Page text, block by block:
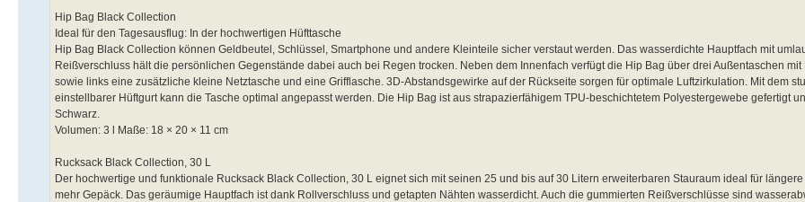
Hip Bag Black Collection
Ideal für den Tagesausflug: In der hochwertigen Hüfttasche
Hip Bag Black Collection können Geldbeutel, Schlüssel, Smartphone und andere Kleinteile sicher verstaut werden. Das wasserdichte Hauptfach mit
Reißverschluss hält die persönlichen Gegenstände dabei auch bei Regen trocken. Neben dem Innenfach verfügt die Hip Bag über drei Außentaschen
sowie links eine zusätzliche kleine Netztasche und eine Grifflasche. 3D-Abstandsgewirke auf der Rückseite sorgen für optimale Luftzirkulation. Mit dem
einstellbarer Hüftgurt kann die Tasche optimal angepasst werden. Die Hip Bag ist aus strapazierfähigem TPU-beschichtetem Polyestergewebe gefertigt
Schwarz.
Volumen: 3 l Maße: 18 × 20 × 11 cm
Rucksack Black Collection, 30 L
Der hochwertige und funktionale Rucksack Black Collection, 30 L eignet sich mit seinen 25 und bis auf 30 Litern erweiterbaren Stauraum ideal für
mehr Gepäck. Das geräumige Hauptfach ist dank Rollverschluss und getapten Nähten wasserdicht. Auch die gummierten Reißverschlüsse sind